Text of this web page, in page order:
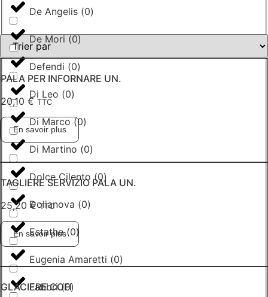
De Angelis (0)
De Mori(0)
Defendi (0)
Di Leo (0)
Di Marco(0)
Di Martino (0)
Dolce Cilento(0)
Dolianova (0)
Estathe(0)
Eugenia Amaretti (0)
Fabbri(0)
PALA PER INFORNARE UN.
20,10 € TTC
En savoir plus
TAGLIERE SERVIZIO PALA UN.
25,20 € TTC
En savoir plus
GLACIERE COFI